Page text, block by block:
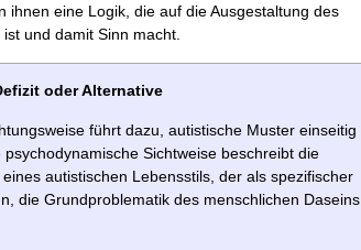
ihnen eine Logik, die auf die Ausgestaltung des
und damit Sinn macht.
oder Alternative
führt dazu, autistische Muster einseitig
Sichtweise beschreibt die
autistischen Lebensstils, der als spezifischer
die Grundproblematik des menschlichen Daseins